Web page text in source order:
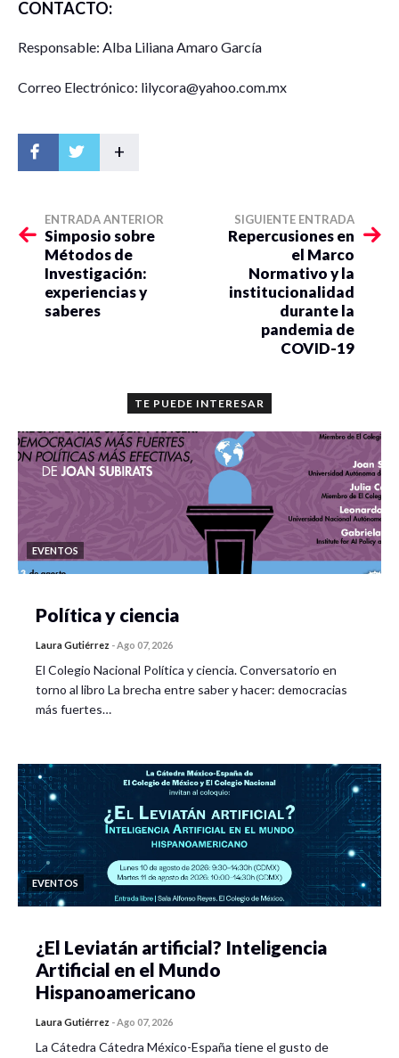
CONTACTO:
Responsable: Alba Liliana Amaro García
Correo Electrónico: lilycora@yahoo.com.mx
+
ENTRADA ANTERIOR
Simposio sobre
Métodos de
Investigación:
experiencias y
saberes
SIGUIENTE ENTRADA
Repercusiones en
el Marco
Normativo y la
institucionalidad
durante la
pandemia de
COVID-19
TE PUEDE INTERESAR
EVENTOS
Política y ciencia
Laura Gutiérrez -Ago 07, 2026
El Colegio Nacional Política y ciencia. Conversatorio en
torno al libro La brecha entre saber y hacer: democracias
más fuertes…
EVENTOS
¿El Leviatán artificial? Inteligencia
Artificial en el Mundo
Hispanoamericano
Laura Gutiérrez -Ago 07, 2026
La Cátedra Cátedra México-España tiene el gusto de